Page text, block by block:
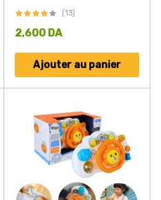
(13)
2,600 DA
Ajouter au panier